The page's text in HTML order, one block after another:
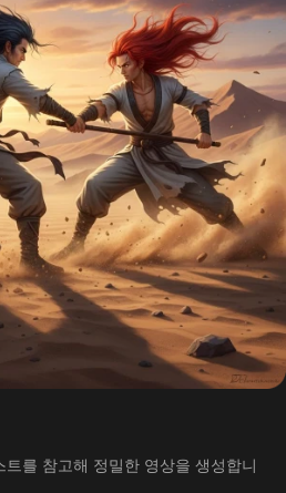
트를 참고해 정밀한 영상을 생성합니